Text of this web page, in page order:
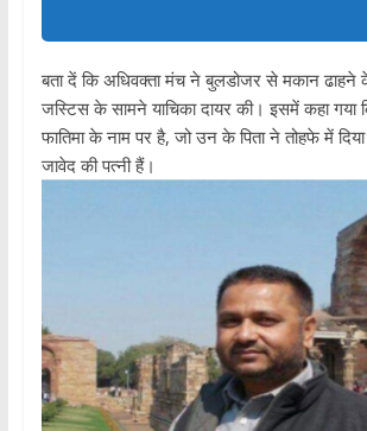
बता दें कि अधिवक्ता मंच ने बुलडोजर से मकान
जस्टिस के सामने याचिका दायर की। इसमें कहा गया
फातिमा के नाम पर है, जो उन के पिता ने तोहफे में दिया
जावेद की पत्नी हैं।